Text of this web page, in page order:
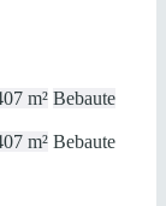
m² Bebaute
m² Bebaute